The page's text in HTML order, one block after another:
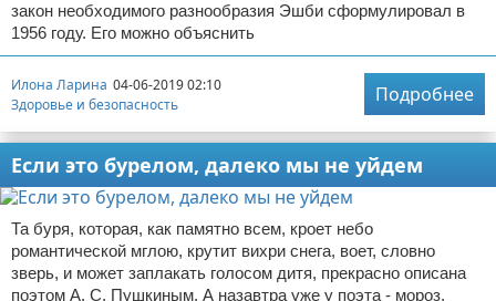
закон необходимого разнообразия Эшби сформулировал в
1956 году. Его можно объяснить
Илона Ларина 04-06-2019 02:10
Здоровье и безопасность
Подробнее
Если это бурелом, далеко мы не уйдем
Та буря, которая, как памятно всем, кроет небо
романтической мглою, крутит вихри снега, воет, словно
зверь, и может заплакать голосом дитя, прекрасно описана
поэтом А. С. Пушкиным. А назавтра уже у поэта - мороз,